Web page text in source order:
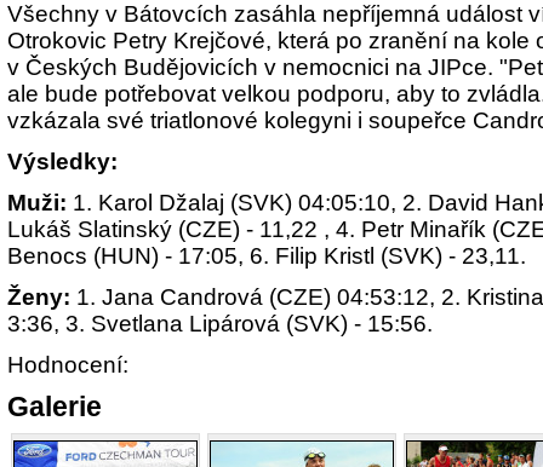
Všechny v Bátovcích zasáhla nepříjemná událost
Otrokovic Petry Krejčové, která po zranění na kole
v Českých Budějovicích v nemocnici na JIPce.
ale bude potřebovat velkou podporu, aby to
vzkázala své triatlonové kolegyni i soupeřce
Výsledky:
Muži: 1. Karol Džalaj (SVK) 04:05:10, 2. David
Lukáš Slatinský (CZE) - 11,22 , 4. Petr Minařík
Benocs (HUN) - 17:05, 6. Filip Kristl (SVK) - 23,11.
Ženy: 1. Jana Candrová (CZE) 04:53:12, 2.
3:36, 3. Svetlana Lipárová (SVK) - 15:56.
Hodnocení:
Galerie